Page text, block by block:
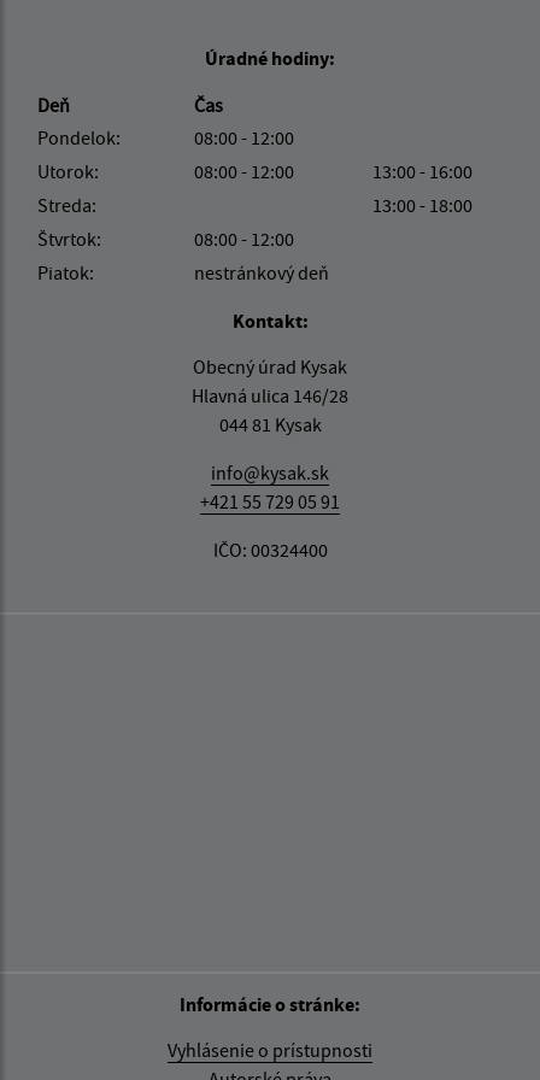
Úradné hodiny:
Deň
Čas
Pondelok:
08:00 - 12:00
Utorok:
08:00 - 12:00
13:00 - 16:00
Streda:
13:00 - 18:00
Štvrtok:
08:00 - 12:00
Piatok:
nestránkový deň
Kontakt:
Obecný úrad Kysak
Hlavná ulica 146/28
044 81 Kysak
info@kysak.sk
+421 55 729 05 91
IČO: 00324400
Informácie o stránke:
Vyhlásenie o prístupnosti